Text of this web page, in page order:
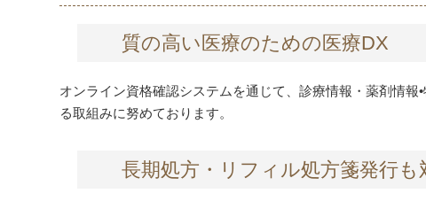
質の高い医療のための医療DX
オンライン資格確認システムを通じて、診療情報・薬剤情
る取組みに努めております。
長期処方・リフィル処方箋発行も